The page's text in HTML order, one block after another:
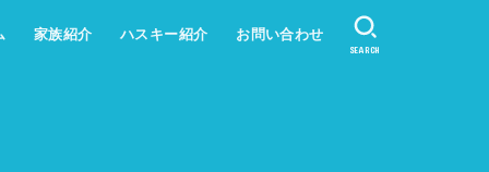
家族紹介 ハスキー紹介 お問い合わせ
SEARCH